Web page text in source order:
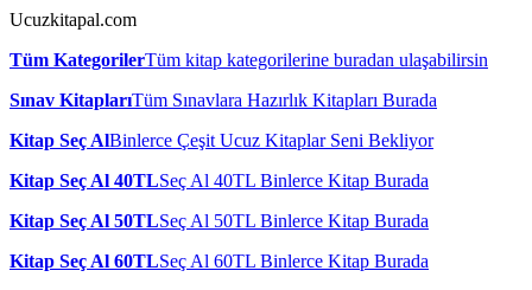
Ucuzkitapal.com
Tüm KategorilerTüm kitap kategorilerine buradan ulaşabilirsin
Sınav KitaplarıTüm Sınavlara Hazırlık Kitapları Burada
Kitap Seç AlBinlerce Çeşit Ucuz Kitaplar Seni Bekliyor
Kitap Seç Al 40TLSeç Al 40TL Binlerce Kitap Burada
Kitap Seç Al 50TLSeç Al 50TL Binlerce Kitap Burada
Kitap Seç Al 60TLSeç Al 60TL Binlerce Kitap Burada